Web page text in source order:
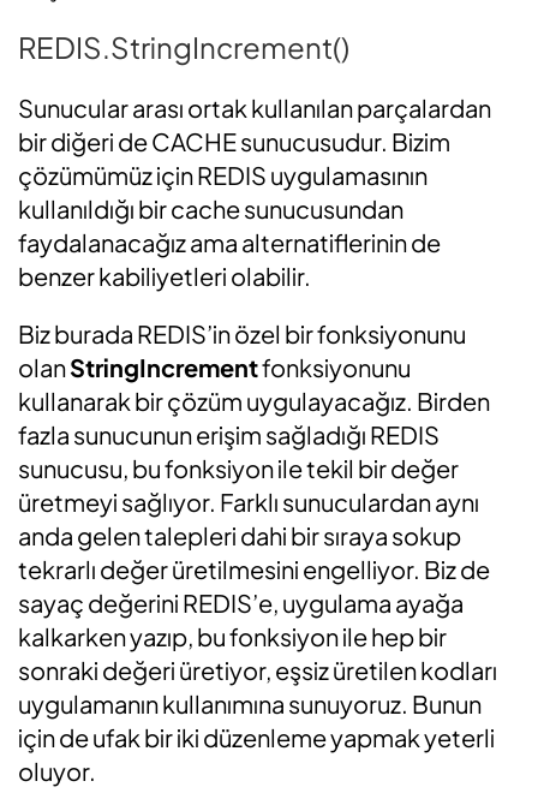
REDIS.StringIncrement()
Sunucular arası ortak kullanılan parçalardan
bir diğeri de CACHE sunucusudur. Bizim
çözümümüz için REDIS uygulamasının
kullanıldığı bir cache sunucusundan
faydalanacağız ama alternatiflerinin de
benzer kabiliyetleri olabilir.
Biz burada REDIS’in özel bir fonksiyonunu
olanStringIncrementfonksiyonunu
kullanarak bir çözüm uygulayacağız. Birden
fazla sunucunun erişim sağladığı REDIS
sunucusu, bu fonksiyon ile tekil bir değer
üretmeyi sağlıyor. Farklı sunuculardan aynı
anda gelen talepleri dahi bir sıraya sokup
tekrarlı değer üretilmesini engelliyor. Biz de
sayaç değerini REDIS’e, uygulama ayağa
kalkarken yazıp, bu fonksiyon ile hep bir
sonraki değeri üretiyor, eşsiz üretilen kodları
uygulamanın kullanımına sunuyoruz. Bunun
için de ufak bir iki düzenleme yapmak yeterli
oluyor.